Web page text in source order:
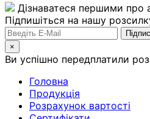
Дізнаватеся першими про
Підпишіться на нашу
×
Ви успішно передплатили
Головна
Продукція
Розрахунок вартості